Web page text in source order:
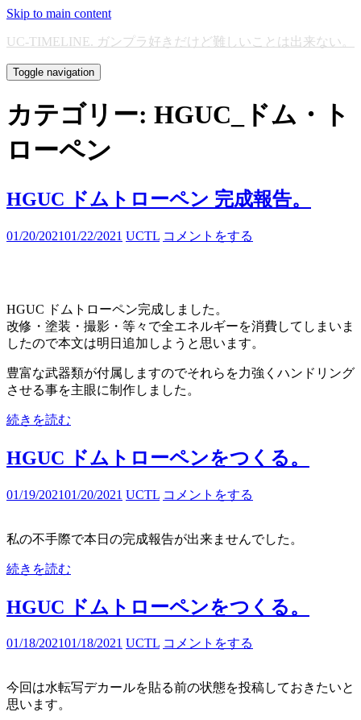
Skip to main content
UC-TIMELINE. ガンプラ好きだけど難しいことは出来ない。
Toggle navigation
カテゴリー: HGUC_ドム・ト
ローペン
HGUC ドムトローペン 完成報告。
01/20/202101/22/2021 UCTL コメントをする
HGUC ドムトローペン完成しました。
改修・塗装・撮影・等々で全エネルギーを消費してしまいま
したので本文は明日追加しようと思います。
豊富な武器類が付属しますのでそれらを力強くハンドリング
させる事を主眼に制作しました。
続きを読む
HGUC ドムトローペンをつくる。
01/19/202101/20/2021 UCTL コメントをする
私の不手際で本日の完成報告が出来ませんでした。
続きを読む
HGUC ドムトローペンをつくる。
01/18/202101/18/2021 UCTL コメントをする
今回は水転写デカールを貼る前の状態を投稿しておきたいと
思います。